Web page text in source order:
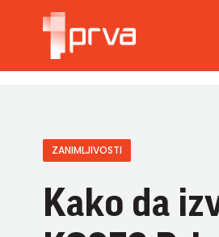
ZANIMLJIVOSTI
Kako da